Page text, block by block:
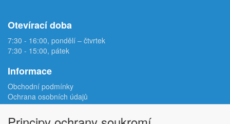
Otevírací doba
7:30 - 16:00, pondělí – čtvrtek
7:30 - 15:00, pátek
Informace
Obchodní podmínky
Ochrana osobních údajů
Reklamační protokol
Odstoupení od smlouvy